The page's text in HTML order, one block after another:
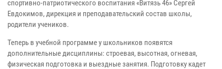
спортивно-патриотического воспитания «Витязь 46» Сергей
Евдокимов, дирекция и преподавательский состав школы,
родители учеников.
Теперь в учебной программе у школьников появятся
дополнительные дисциплины: строевая, высотная, огневая,
физическая подготовка и выездные занятия. Подготовку кадет